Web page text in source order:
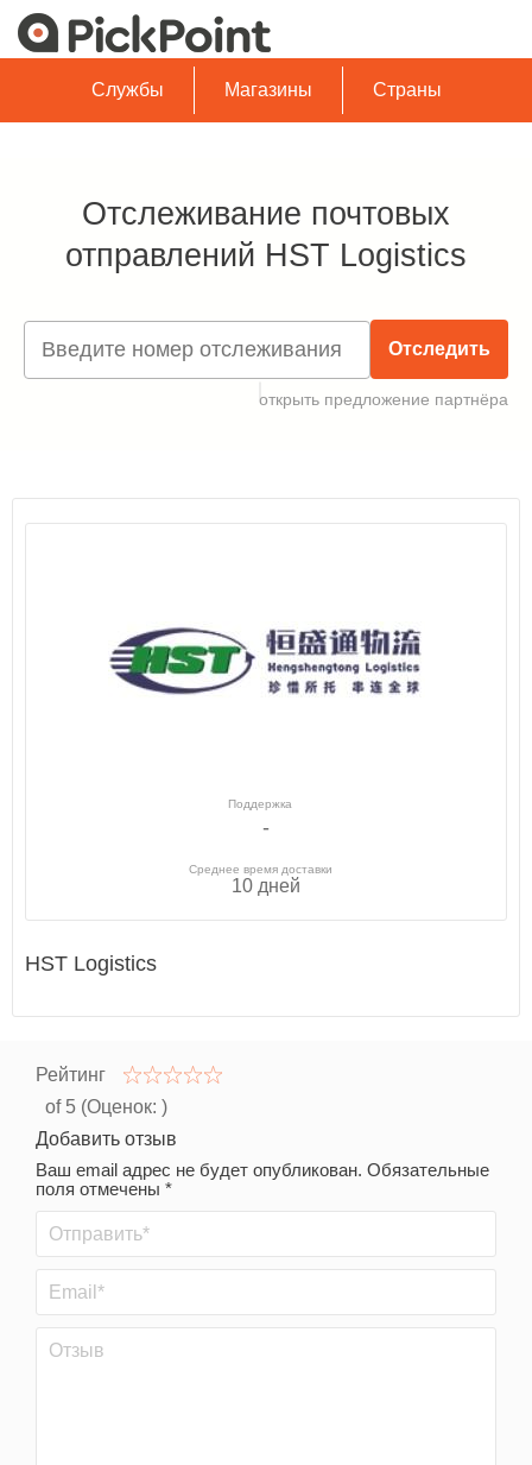
Службы Магазины Страны
Отслеживание почтовых
отправлений HST Logistics
Отследить
открыть предложение партнёра
Поддержка
-
Среднее время доставки
10 дней
HST Logistics
Рейтинг
of 5 (Оценок: )
Добавить отзыв
Ваш email адрес не будет опубликован. Обязательные
поля отмечены *